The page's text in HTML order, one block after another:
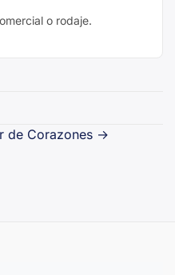
o rodaje.
de Corazones →